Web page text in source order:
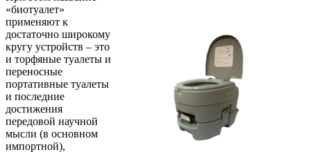
«биотуалет»
применяют к
достаточно широкому
кругу устройств – это
и торфяные туалеты и
переносные
портативные туалеты
и последние
достижения
передовой научной
мысли (в основном
импортной),